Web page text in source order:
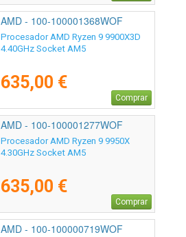
AMD - 100-100001368WOF
Procesador AMD Ryzen 9 9900X3D
4.40GHz Socket AM5
635,00 €
Comprar
AMD - 100-100001277WOF
Procesador AMD Ryzen 9 9950X
4.30GHz Socket AM5
635,00 €
Comprar
AMD - 100-100000719WOF